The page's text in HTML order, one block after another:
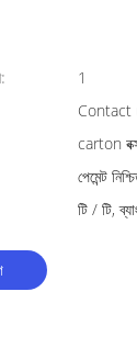
1
carton
পেমেন্ট
টি / টি,